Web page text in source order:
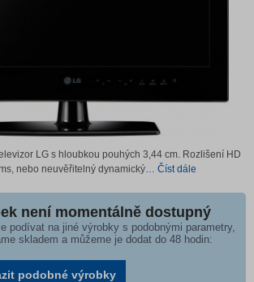
LG s hloubkou pouhých 3,44 cm. Rozlišení HD
nebo neuvěřitelný dynamický… Číst dále
není momentálně dostupný
podívat na jiné výrobky s podobnými parametry,
skladem a můžeme je dodat do 48 hodin:
podobné výrobky